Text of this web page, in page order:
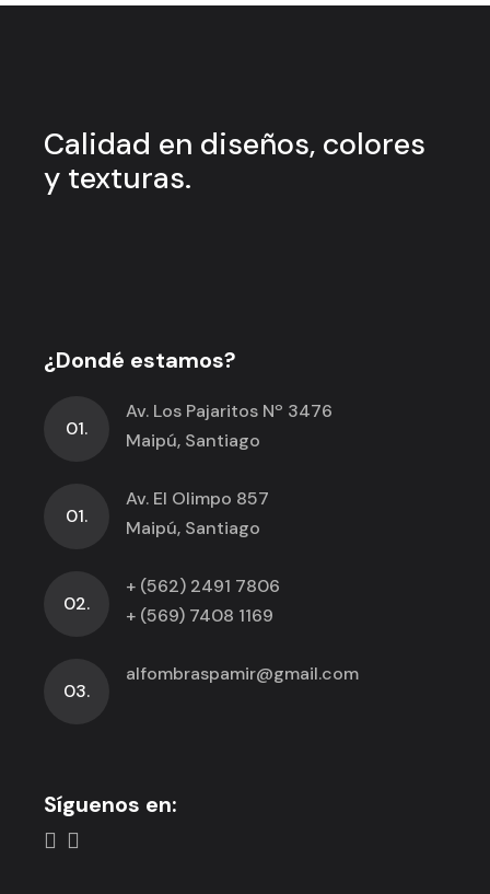
Calidad en diseños, colores
y texturas.
¿Dondé estamos?
01.
Av. Los Pajaritos Nº 3476
Maipú, Santiago
01.
Av. El Olimpo 857
Maipú, Santiago
02.
+ (562) 2491 7806
+ (569) 7408 1169
03.
alfombraspamir@gmail.com
Síguenos en: